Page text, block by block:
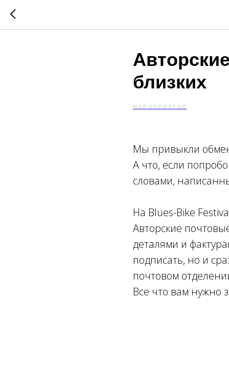
близких
МЕРОПРИЯТИЯ
Мы привыкли
А что, если
словами,
На Blues-Bike
Авторские
деталями и
подписать, но и
почтовом
Все что вам нужно